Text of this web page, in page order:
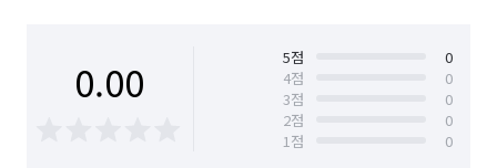
0.00 5점
0
4점
0
3점
0
2점
0
1점
0